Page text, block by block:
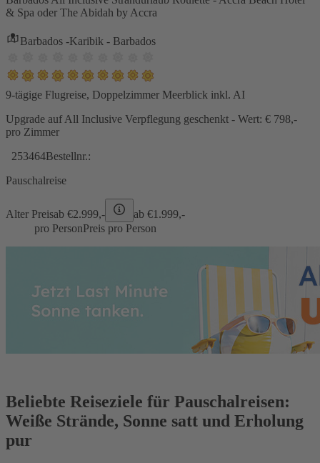
& Spa oder The Abidah by Accra
Barbados -Karibik - Barbados
9-tägige Flugreise, Doppelzimmer Meerblick inkl. AI
Upgrade auf All Inclusive Verpflegung geschenkt - Wert: € 798,-
pro Zimmer
253464Bestellnr.:
Pauschalreise
Alter Preisab €2.999,- ab €1.999,-
pro PersonPreis pro Person
Beliebte Reiseziele für Pauschalreisen:
Weiße Strände, Sonne satt und Erholung
pur